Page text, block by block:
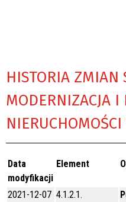
HISTORIA ZMIAN
MODERNIZACJA I
Data
modyfikacji
Element
2021-12-07 4.1.2.1.